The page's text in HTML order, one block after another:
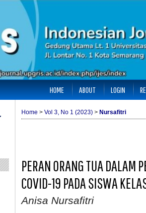
HOME ABOUT LOGIN
Home > Vol 3, No 1 (2023) > Nursafitri
PERAN ORANG TUA DALAM
COVID-19 PADA SISWA
Anisa Nursafitri